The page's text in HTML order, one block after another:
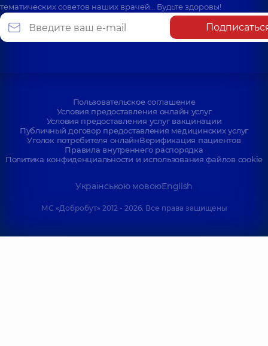
тематических советов наших врачей… Будьте здоровы!
Пользовательское соглашение
Условия предоставления онлайн услуг
Условия предоставления услуг вакцинации
Публичный договор предоставления медицинских услуг
Уголок потребителя онлайнВерификация пациентов
Правила внутреннего распорядка
Политика конфиденциальности и использования файлов cookie
Українською мовоюEnglish
МС «Добробут» 2012 - 2026. Все права защищены